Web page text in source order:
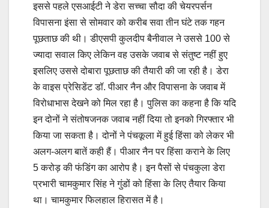
इससे पहले एसआईटी ने डेरा सच्चा सौदा की चेयरपर्सन
विपासना इंसा से सोमवार को करीब सवा तीन घंटे तक गहन
पूछताछ की थी। डीएसपी कुलदीप बैनीवाल ने उससे 100 से
ज्यादा सवाल किए लेकिन वह उसके जवाब से संतुष्ट नहीं हुए
इसलिए उससे दोबारा पूछताछ की तैयारी की जा रही है। डेरा
के वाइस प्रेसिडेंट डॉ. पीआर नैन और विपासना के जवाब में
विरोधाभास देखने को मिल रहा है। पुलिस का कहना है कि यदि
इन दोनों ने संतोषजनक जवाब नहीं दिया तो इनको गिरफ्तार भी
किया जा सकता है। दोनों ने पंचकूला में हुई हिंसा को लेकर भी
अलग-अलग बातें कही हैं। पीआर नैन पर हिंसा कराने के लिए
5 करोड़ की फंडिंग का आरोप है। इन पैसों से पंचकुला डेरा
प्रभारी चामकुमार सिंह ने गुंडों को हिंसा के लिए तैयार किया
था। चामकुमार फिलहाल हिरासत में है।